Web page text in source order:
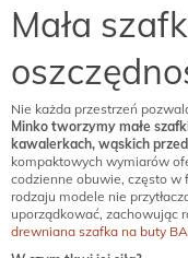
Mała
Nie każda przestrzeń
Minko tworzymy małe
kawalerkach, wąskich
kompaktowych wymiarów
codzienne obuwie, często w
rodzaju modele nie
uporządkować, zachowując
drewniana szafka na buty